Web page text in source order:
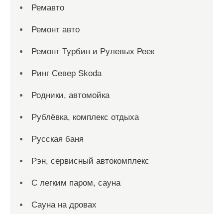
Ремавто
Ремонт авто
Ремонт Турбин и Рулевых Реек
Ринг Север Skoda
Родники, автомойка
Рублёвка, комплекс отдыха
Русская баня
Рэн, сервисный автокомплекс
С легким паром, сауна
Сауна на дровах